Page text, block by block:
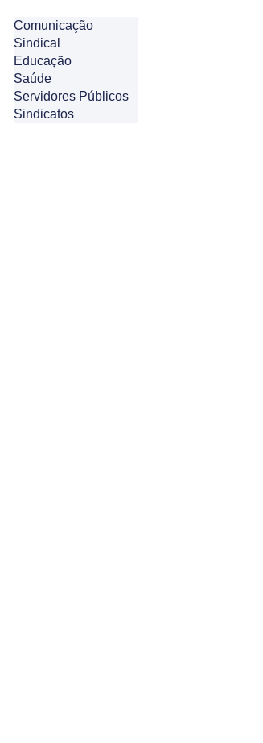
Comunicação
Sindical
Educação
Saúde
Servidores Públicos
Sindicatos